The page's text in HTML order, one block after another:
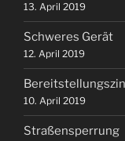
13. April 2019
Schweres Gerät
12. April 2019
10. April 2019
Straßensperrung